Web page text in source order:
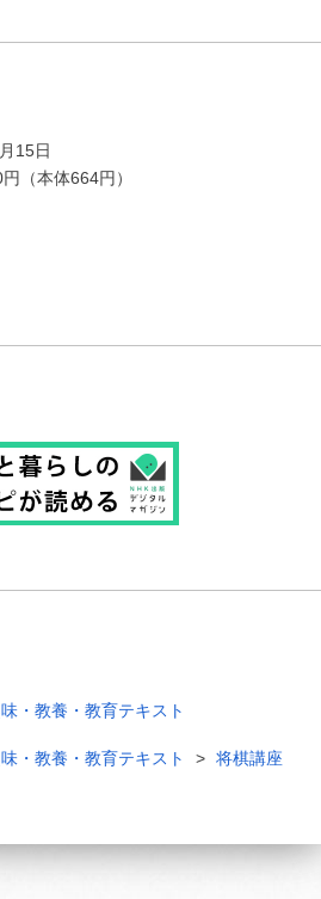
15日
円（本体664円）
・教養・教育テキスト
・教養・教育テキスト 将棋講座